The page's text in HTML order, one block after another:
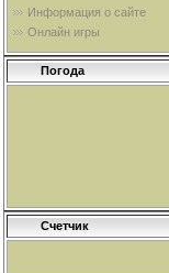
Информация о сайте
Онлайн игры
Погода
Счетчик